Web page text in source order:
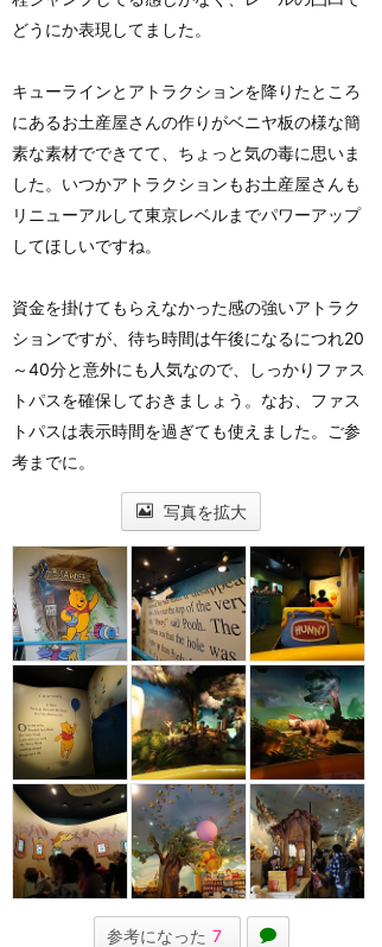
どうにか表現してました。
キューラインとアトラクションを降りたところ
にあるお土産屋さんの作りがベニヤ板の様な簡
素な素材でできてて、ちょっと気の毒に思いま
した。いつかアトラクションもお土産屋さんも
リニューアルして東京レベルまでパワーアップ
してほしいですね。
資金を掛けてもらえなかった感の強いアトラク
ションですが、待ち時間は午後になるにつれ20
～40分と意外にも人気なので、しっかりファス
トパスを確保しておきましょう。なお、ファス
トパスは表示時間を過ぎても使えました。ご参
考までに。
写真を拡大
参考になった 7